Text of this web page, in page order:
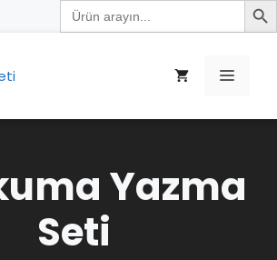
Search
for:
Menü
Yazma
Seti